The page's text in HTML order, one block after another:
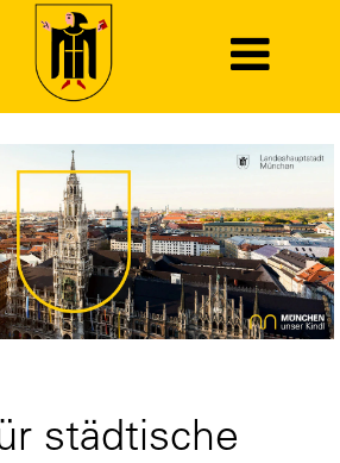
städtische